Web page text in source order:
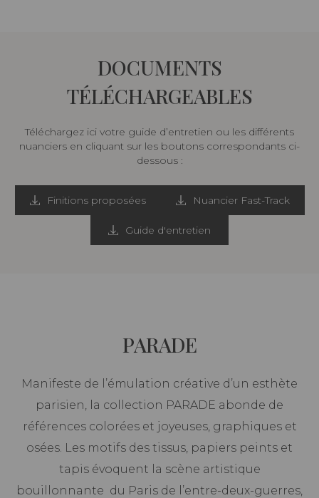
DOCUMENTS
TÉLÉCHARGEABLES
Téléchargez ici votre guide d’entretien ou les différents
nuanciers en cliquant sur les boutons correspondants ci-
dessous :
Finitions proposées Nuancier Fast-Track
Guide d'entretien
PARADE
Manifeste de l’émulation créative d’un esthète
parisien, la collection PARADE abonde de
références colorées et joyeuses, graphiques et
osées. Les motifs des tissus, papiers peints et
tapis évoquent la scène artistique
bouillonnante du Paris de l’entre-deux-guerres,